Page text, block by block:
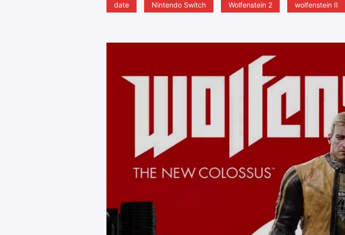
date Nintendo Switch Wolfenstein 2 wolfenstein II